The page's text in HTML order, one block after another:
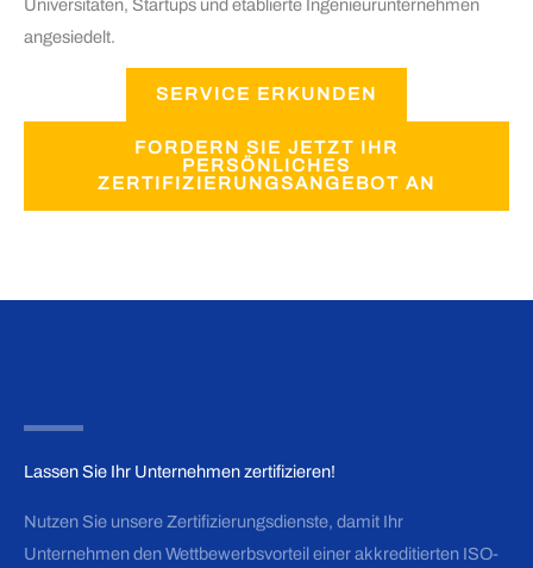
Universitäten, Startups und etablierte Ingenieurunternehmen
angesiedelt.
SERVICE ERKUNDEN
FORDERN SIE JETZT IHR
PERSÖNLICHES
ZERTIFIZIERUNGSANGEBOT AN
Lassen Sie Ihr Unternehmen zertifizieren!
Nutzen Sie unsere Zertifizierungsdienste, damit Ihr
Unternehmen den Wettbewerbsvorteil einer akkreditierten ISO-